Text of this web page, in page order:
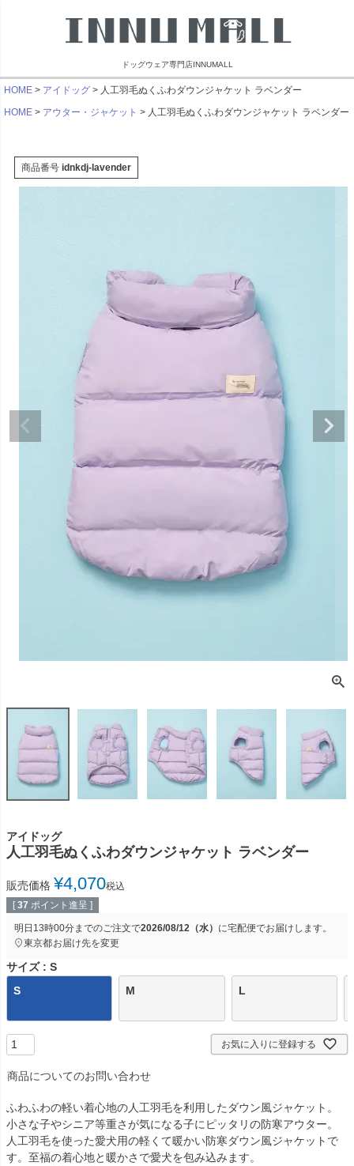
ドッグウェア専門店INNUMALL
HOME アイドッグ
人工羽毛ぬくふわダウンジャケット ラベンダー
HOME
アウター・ジャケット 人工羽毛ぬくふわダウンジャケット ラベンダー
を見る
ビーチェホリック
スーパーベー君 クー
ルプラスタンクトッ
販売価格
詳細を見る
寝そべりアニマルト
レーナー ゼブラ
販売価格 ¥2,860税込
〜
詳細を
商品番号 idnkdj-lavender
アイドッグ
人工羽毛ぬくふわダウンジャケット ラベンダー
販売価格 ¥4,070税込
[ 37 ポイント進呈 ]
明日 13時00分までのご注文で2026/08/12（水） に宅配便でお届けします。
東京都お届け先を変更
サイズ
S
S
M L
お気に入りに登録する
商品についてのお問い合わせ
ふわふわの軽い着心地の人工羽毛を利用したダウン風ジャケット。
小さな子やシニア等重さが気になる子にピッタリの防寒アウター。
人工羽毛を使った愛犬用の軽くて暖かい防寒ダウン風ジャケットで
す。至福の着心地と暖かさで愛犬を包み込みます。